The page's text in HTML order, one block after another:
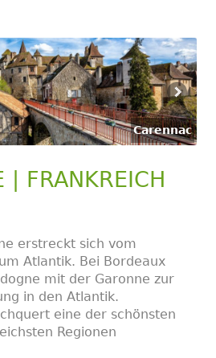
Carennac
| FRANKREICH
erstreckt sich vom
Atlantik. Bei Bordeaux
mit der Garonne zur
in den Atlantik.
eine der schönsten
Regionen